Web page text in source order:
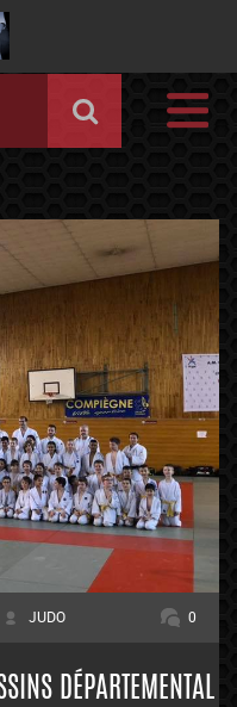
JUDO 0
DÉPARTEMENTAL